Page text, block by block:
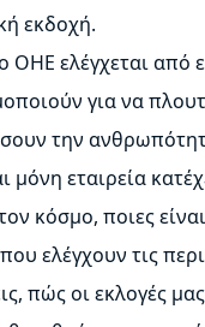
εκδοχή.
ο ΟΗΕ ελέγχεται από
για να
την
μόνη εταιρεία
κόσμο, ποιες
ελέγχουν τις
πώς οι εκλογές